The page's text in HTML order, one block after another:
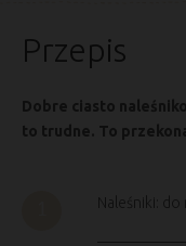
Przepis
Dobre ciasto
to trudne. To
Naleśniki: do